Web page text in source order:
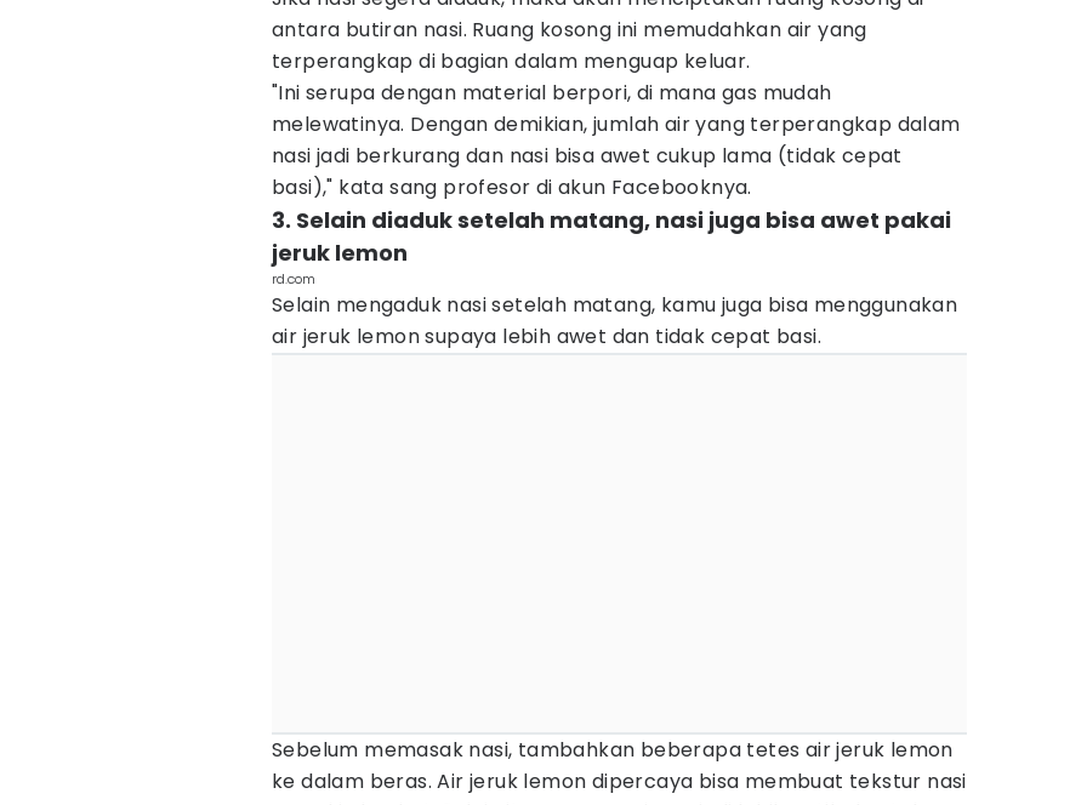
antara butiran nasi. Ruang kosong ini memudahkan air yang
terperangkap di bagian dalam menguap keluar.
"Ini serupa dengan material berpori, di mana gas mudah
melewatinya. Dengan demikian, jumlah air yang terperangkap dalam
nasi jadi berkurang dan nasi bisa awet cukup lama (tidak cepat
basi)," kata sang profesor di akun Facebooknya.
3. Selain diaduk setelah matang, nasi juga bisa awet pakai
jeruk lemon
rd.com
Selain mengaduk nasi setelah matang, kamu juga bisa menggunakan
air jeruk lemon supaya lebih awet dan tidak cepat basi.
Sebelum memasak nasi, tambahkan beberapa tetes air jeruk lemon
ke dalam beras. Air jeruk lemon dipercaya bisa membuat tekstur nasi